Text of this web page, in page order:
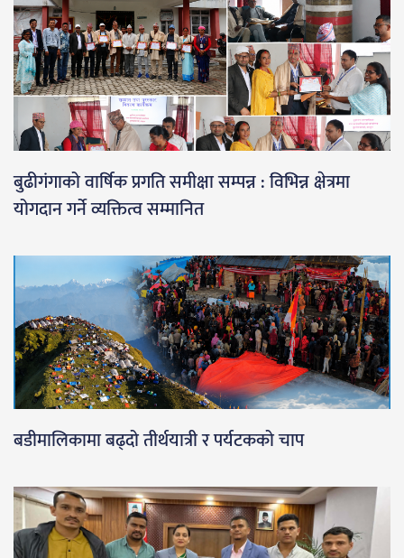
बुढीगंगाको वार्षिक प्रगति समीक्षा सम्पन्न : विभिन्न क्षेत्रमा
योगदान गर्ने व्यक्तित्व सम्मानित
बडीमालिकामा बढ्दो तीर्थयात्री र पर्यटकको चाप